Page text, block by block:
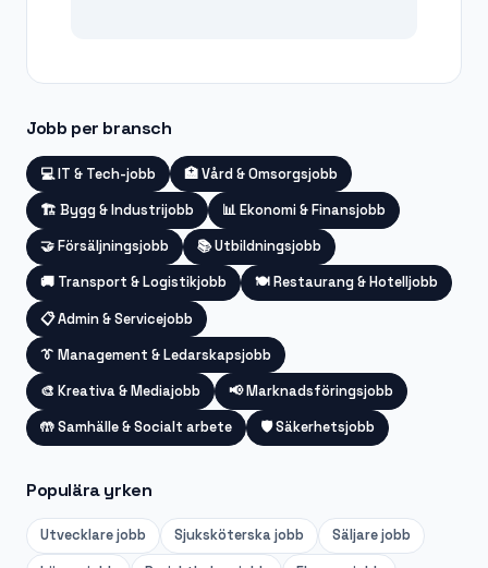
Jobb per bransch
💻IT & Tech-jobb 🏥Vård & Omsorgsjobb
🏗️ Bygg & Industrijobb 📊Ekonomi & Finansjobb
🤝Försäljningsjobb 📚Utbildningsjobb
🚚 Transport & Logistikjobb 🍽️Restaurang & Hotelljobb
📋Admin & Servicejobb
👔 Management & Ledarskapsjobb
🎨 Kreativa & Mediajobb 📢Marknadsföringsjobb
🤲Samhälle & Socialt arbete 🛡️Säkerhetsjobb
Populära yrken
Utvecklarejobb Sjuksköterskajobb Säljarejobb